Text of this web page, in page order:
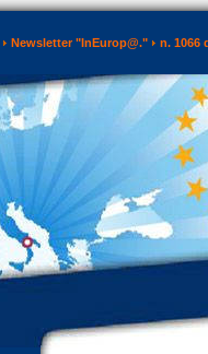
Newsletter "InEurop@." n. 1066